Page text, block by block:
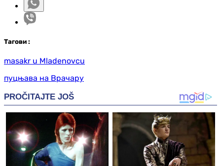
Тагови :
masakr u Mladenovcu
пуцњава на Врачару